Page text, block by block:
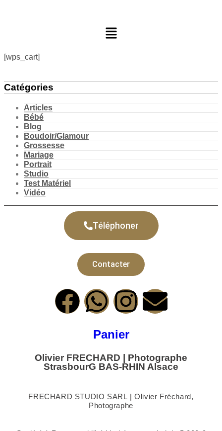
[wps_cart]
Catégories
Articles
Bébé
Blog
Boudoir/Glamour
Grossesse
Mariage
Portrait
Studio
Test Matériel
Vidéo
Téléphoner
Contacter
Panier
Olivier FRECHARD | Photographe
StrasbourG BAS-RHIN Alsace
FRECHARD STUDIO SARL | Olivier Fréchard,
Photographe